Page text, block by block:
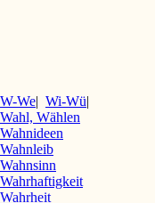
W-We| Wi-Wü|
Wahl, Wählen
Wahnideen
Wahnleib
Wahnsinn
Wahrhaftigkeit
Wahrheit